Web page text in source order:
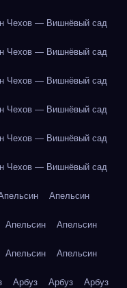
Чехов — Вишнёвый сад
Чехов — Вишнёвый сад
Чехов — Вишнёвый сад
Чехов — Вишнёвый сад
Чехов — Вишнёвый сад
Чехов — Вишнёвый сад
Апельсин
Апельсин Апельсин
Апельсин Апельсин
Арбуз Арбуз Арбуз